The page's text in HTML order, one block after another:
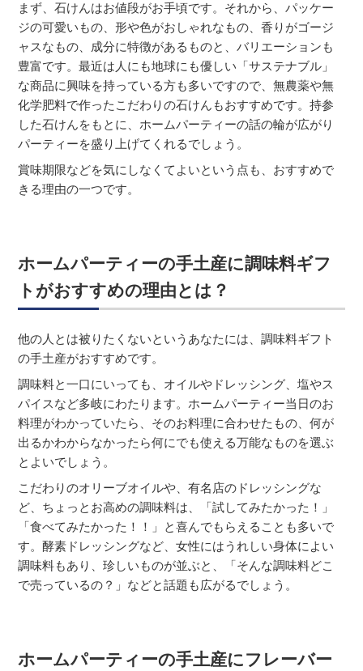
まず、石けんはお値段がお手頃です。それから、パッケー
ジの可愛いもの、形や色がおしゃれなもの、香りがゴージ
ャスなもの、成分に特徴があるものと、バリエーションも
豊富です。最近は人にも地球にも優しい「サステナブル」
な商品に興味を持っている方も多いですので、無農薬や無
化学肥料で作ったこだわりの石けんもおすすめです。持参
した石けんをもとに、ホームパーティーの話の輪が広がり
パーティーを盛り上げてくれるでしょう。
賞味期限などを気にしなくてよいという点も、おすすめで
きる理由の一つです。
ホームパーティーの手土産に調味料ギフ
トがおすすめの理由とは？
他の人とは被りたくないというあなたには、調味料ギフト
の手土産がおすすめです。
調味料と一口にいっても、オイルやドレッシング、塩やス
パイスなど多岐にわたります。ホームパーティー当日のお
料理がわかっていたら、そのお料理に合わせたもの、何が
出るかわからなかったら何にでも使える万能なものを選ぶ
とよいでしょう。
こだわりのオリーブオイルや、有名店のドレッシングな
ど、ちょっとお高めの調味料は、「試してみたかった！」
「食べてみたかった！！」と喜んでもらえることも多いで
す。酵素ドレッシングなど、女性にはうれしい身体によい
調味料もあり、珍しいものが並ぶと、「そんな調味料どこ
で売っているの？」などと話題も広がるでしょう。
ホームパーティーの手土産にフレーバー